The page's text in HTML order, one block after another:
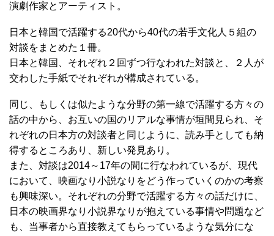
演劇作家とアーティスト。
日本と韓国で活躍する20代から40代の若手文化人５組の
対談をまとめた１冊。
日本と韓国、それぞれ２回ずつ行なわれた対談と、２人が
交わした手紙でそれぞれが構成されている。
同じ、もしくは似たような分野の第一線で活躍する方々の
話の中から、お互いの国のリアルな事情が垣間見られ、そ
れぞれの日本方の対談者と同じように、読み手としても納
得するところあり、新しい発見あり。
また、対談は2014～17年の間に行なわれているが、現代
において、映画なり小説なりをどう作っていくのかの考察
も興味深い。それぞれの分野で活躍する方々の話だけに、
日本の映画界なり小説界なりが抱えている事情や問題など
も、当事者から直接教えてもらっているような気分にな